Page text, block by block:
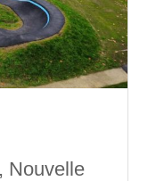
Nouvelle